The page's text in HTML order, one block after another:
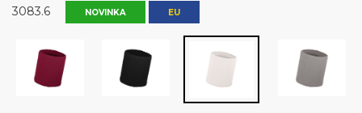
3083.6 NOVINKA EU